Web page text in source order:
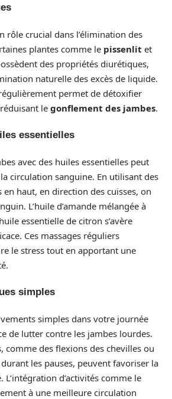
rôle crucial dans l’élimination des
plantes comme le pissenlit et
des propriétés diurétiques,
naturelle des excès de liquide.
permet de détoxifier
le gonflement des jambes.
essentielles
avec des huiles essentielles peut
circulation sanguine. En utilisant des
haut, en direction des cuisses, on
L’huile d’amande mélangée à
essentielle de citron s’avère
Ces massages réguliers
le stress tout en apportant une
simples
simples dans votre journée
de lutter contre les jambes lourdes.
comme des flexions des chevilles ou
les pauses, peuvent favoriser la
d’activités comme le
à une meilleure circulation